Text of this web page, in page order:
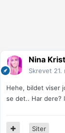
Nina
Skrevet 21.
Hehe, bildet viser
se det.. Har dere?
Siter